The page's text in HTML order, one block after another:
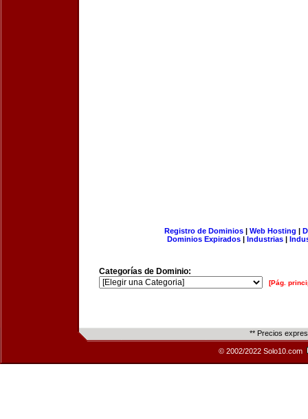
Registro de Dominios| Web Hosting |
Dominios Expirados | Industrias |
Categorías de Dominio:
[Pág.
** Precios
© 2002/2022 Solo10.com